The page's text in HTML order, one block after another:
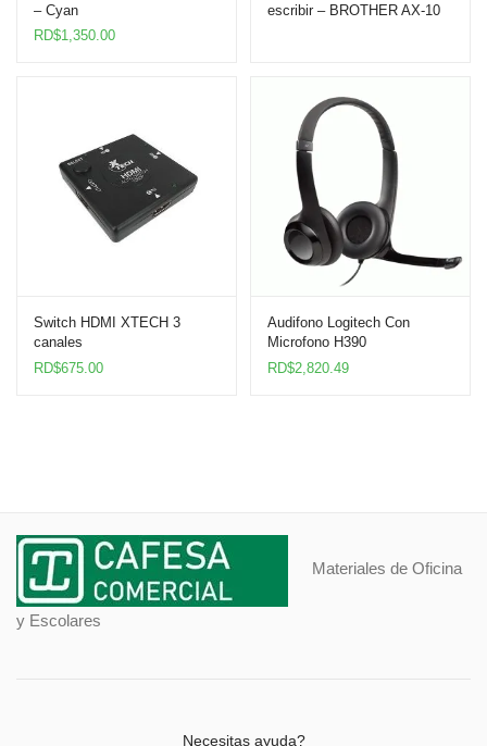
– Cyan
RD$1,350.00
escribir – BROTHER AX-10
Switch HDMI XTECH 3
canales
RD$675.00
Audifono Logitech Con
Microfono H390
RD$2,820.49
Materiales de Oficina
y Escolares
Necesitas ayuda?